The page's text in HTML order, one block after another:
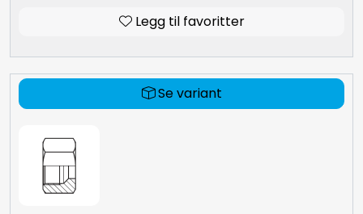
Legg til favoritter
Se variant